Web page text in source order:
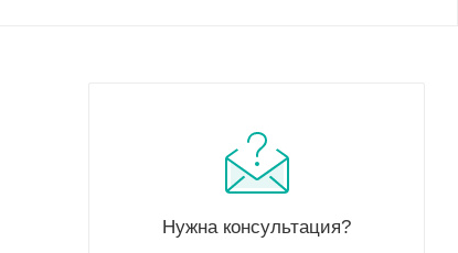
Нужна консультация?